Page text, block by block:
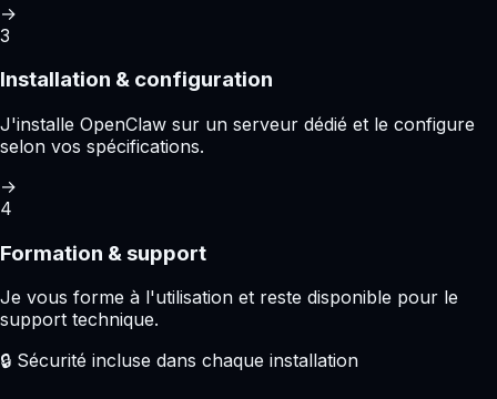
→
3
Installation & configuration
J'installe OpenClaw sur un serveur dédié et le configure
selon vos spécifications.
→
4
Formation & support
Je vous forme à l'utilisation et reste disponible pour le
support technique.
🔒 Sécurité incluse dans chaque installation